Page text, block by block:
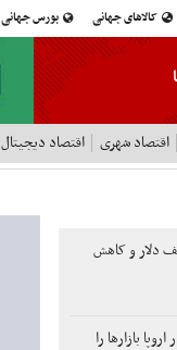
کالاهای جهانی بورس جهانی
اقتصاد شهری اقتصاد دیجیتال
دلار و کاهش
بازارها را